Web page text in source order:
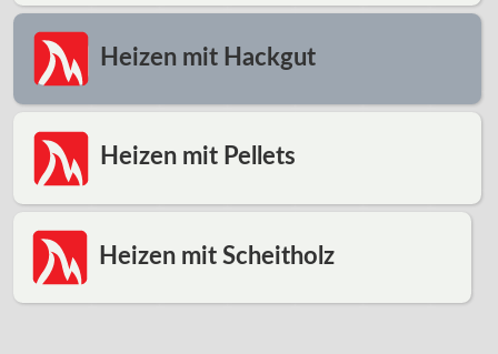
Heizen mit Hackgut
Heizen mit Pellets
Heizen mit Scheitholz